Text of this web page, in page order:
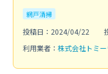
網戸清掃
投稿日：2024/04/22
利用業者： 株式会社トミ